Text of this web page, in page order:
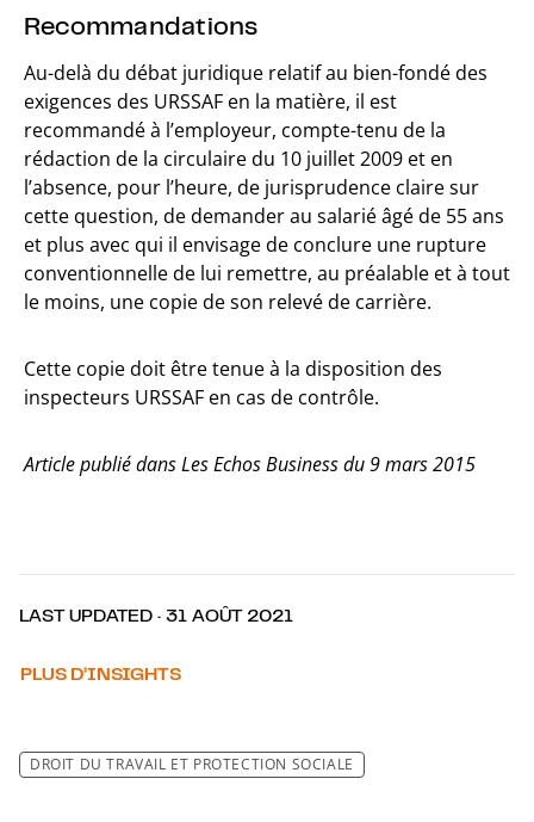
Recommandations
Au-delà du débat juridique relatif au bien-fondé des
exigences des URSSAF en la matière, il est
recommandé à l’employeur, compte-tenu de la
rédaction de la circulaire du 10 juillet 2009 et en
l’absence, pour l’heure, de jurisprudence claire sur
cette question, de demander au salarié âgé de 55 ans
et plus avec qui il envisage de conclure une rupture
conventionnelle de lui remettre, au préalable et à tout
le moins, une copie de son relevé de carrière.
Cette copie doit être tenue à la disposition des
inspecteurs URSSAF en cas de contrôle.
Article publié dans Les Echos Business du 9 mars 2015
LAST UPDATED · 31 AOÛT 2021
PLUS D’INSIGHTS
DROIT DU TRAVAIL ET PROTECTION SOCIALE